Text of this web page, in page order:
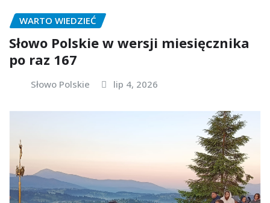
WARTO WIEDZIEĆ
Słowo Polskie w wersji miesięcznika
po raz 167
Słowo Polskie lip 4, 2026